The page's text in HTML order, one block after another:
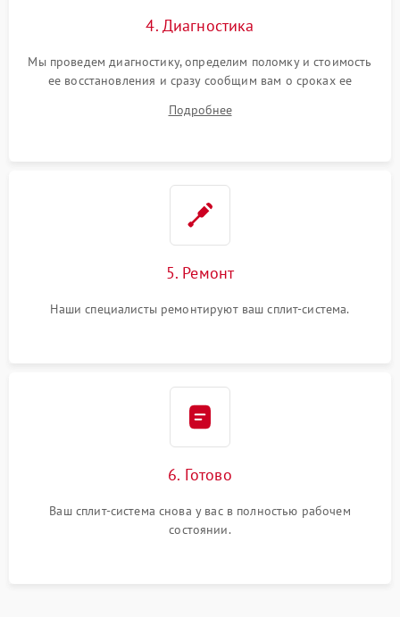
4. Диагностика
Мы проведем диагностику, определим поломку и стоимость
ее восстановления и сразу сообщим вам о сроках ее
Подробнее
5. Ремонт
Наши специалисты ремонтируют ваш сплит-система.
6. Готово
Ваш сплит-система снова у вас в полностью рабочем
состоянии.